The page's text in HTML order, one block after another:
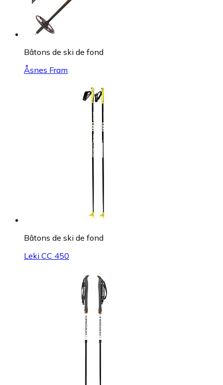
Bâtons de ski de fond
Åsnes Fram
Bâtons de ski de fond
Leki CC 450